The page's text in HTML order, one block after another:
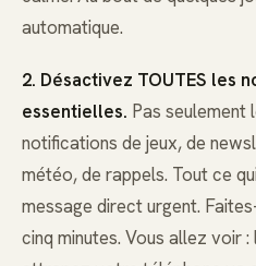
automatique.
2. Désactivez TOUTES les
essentielles. Pas seulement
notifications de jeux, de
météo, de rappels. Tout ce
message direct urgent.
cinq minutes. Vous allez voir